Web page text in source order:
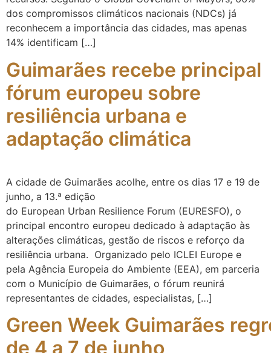
dos compromissos climáticos nacionais (NDCs) já
reconhecem a importância das cidades, mas apenas
14% identificam […]
Guimarães recebe principal
fórum europeu sobre
resiliência urbana e
adaptação climática
A cidade de Guimarães acolhe, entre os dias 17 e 19 de
junho, a 13.ª edição
do European Urban Resilience Forum (EURESFO), o
principal encontro europeu dedicado à adaptação às
alterações climáticas, gestão de riscos e reforço da
resiliência urbana. Organizado pelo ICLEI Europe e
pela Agência Europeia do Ambiente (EEA), em parceria
com o Município de Guimarães, o fórum reunirá
representantes de cidades, especialistas, […]
Green Week Guimarães
de 4 a 7 de junho